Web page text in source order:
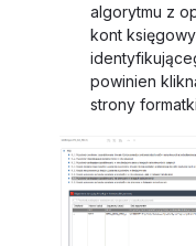
algorytmu z
kont
powinien
strony